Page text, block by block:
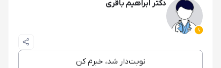
دکتر ابراهیم باقری
نوبت‌دار شد، خبرم کن